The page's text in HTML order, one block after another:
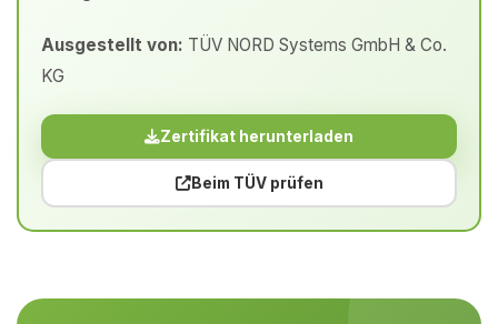
Ausgestellt von: TÜV NORD Systems GmbH & Co.
KG
Zertifikat herunterladen
Beim TÜV prüfen